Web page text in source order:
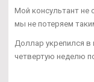
Мой консультант не
мы не потеряем
Доллар укрепился в
четвертую неделю